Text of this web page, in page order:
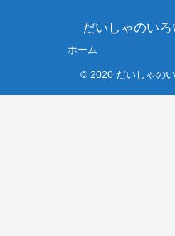
だいしゃのい
ホーム
© 2020 だいしゃの